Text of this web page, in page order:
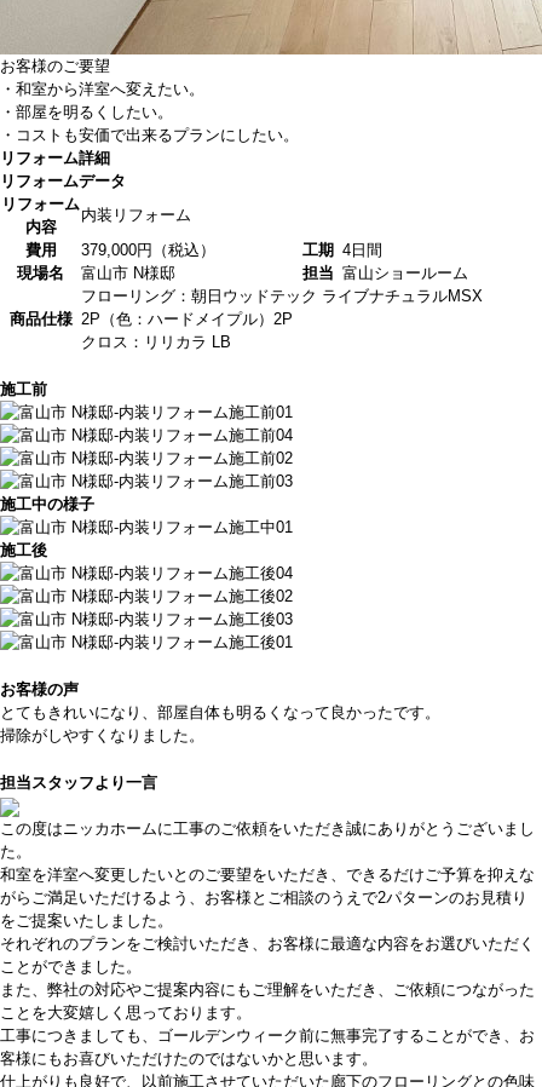
お客様のご要望
・和室から洋室へ変えたい。
・部屋を明るくしたい。
・コストも安価で出来るプランにしたい。
リフォーム詳細
リフォームデータ
リフォーム
内容
内装リフォーム
費用
379,000円（税込） 工期 4日間
現場名
富山市 N様邸 担当 富山ショールーム
商品仕様
フローリング：朝日ウッドテック ライブナチュラルMSX
2P（色：ハードメイプル）2P
クロス：リリカラ LB
施工前
施工中の様子
施工後
お客様の声
とてもきれいになり、部屋自体も明るくなって良かったです。
掃除がしやすくなりました。
担当スタッフより一言
この度はニッカホームに工事のご依頼をいただき誠にありがとうございまし
た。
和室を洋室へ変更したいとのご要望をいただき、できるだけご予算を抑えな
がらご満足いただけるよう、お客様とご相談のうえで2パターンのお見積り
をご提案いたしました。
それぞれのプランをご検討いただき、お客様に最適な内容をお選びいただく
ことができました。
また、弊社の対応やご提案内容にもご理解をいただき、ご依頼につながった
ことを大変嬉しく思っております。
工事につきましても、ゴールデンウィーク前に無事完了することができ、お
客様にもお喜びいただけたのではないかと思います。
仕上がりも良好で、以前施工させていただいた廊下のフローリングとの色味